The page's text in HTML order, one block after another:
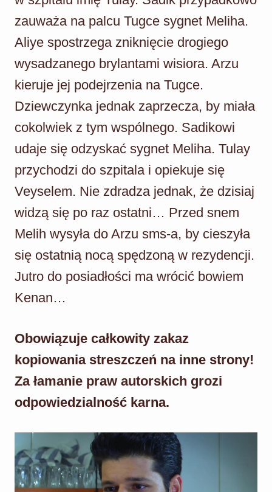
zauważa na palcu Tugce sygnet Meliha.
Aliye spostrzega zniknięcie drogiego
wysadzanego brylantami wisiora. Arzu
kieruje jej podejrzenia na Tugce.
Dziewczynka jednak zaprzecza, by miała
cokolwiek z tym wspólnego. Sadikowi
udaje się odzyskać sygnet Meliha. Tulay
przychodzi do szpitala i opiekuje się
Veyselem. Nie zdradza jednak, że dzisiaj
widzą się po raz ostatni… Przed snem
Melih wysyła do Arzu sms-a, by cieszyła
się ostatnią nocą spędzoną w rezydencji.
Jutro do posiadłości ma wrócić bowiem
Kenan…
Obowiązuje całkowity zakaz
kopiowania streszczeń na inne strony!
Za łamanie praw autorskich grozi
odpowiedzialność karna.